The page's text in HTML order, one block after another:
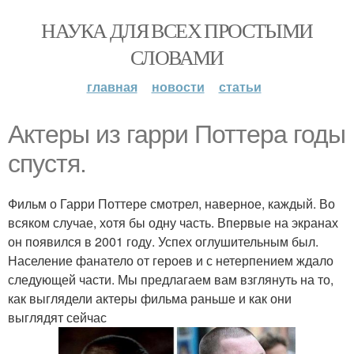
НАУКА ДЛЯ ВСЕХ ПРОСТЫМИ
СЛОВАМИ
главная новости статьи
Актеры из гарри Поттера годы
спустя.
Фильм о Гарри Поттере смотрел, наверное, каждый. Во
всяком случае, хотя бы одну часть. Впервые на экранах
он появился в 2001 году. Успех оглушительным был.
Население фанатело от героев и с нетерпением ждало
следующей части. Мы предлагаем вам взглянуть на то,
как выглядели актеры фильма раньше и как они
выглядят сейчас